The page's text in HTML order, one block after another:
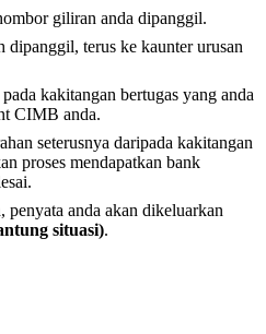
giliran anda dipanggil.
dipanggil, terus ke kaunter urusan
kakitangan bertugas yang anda
CIMB anda.
seterusnya daripada kakitangan
proses mendapatkan bank
penyata anda akan dikeluarkan
situasi).